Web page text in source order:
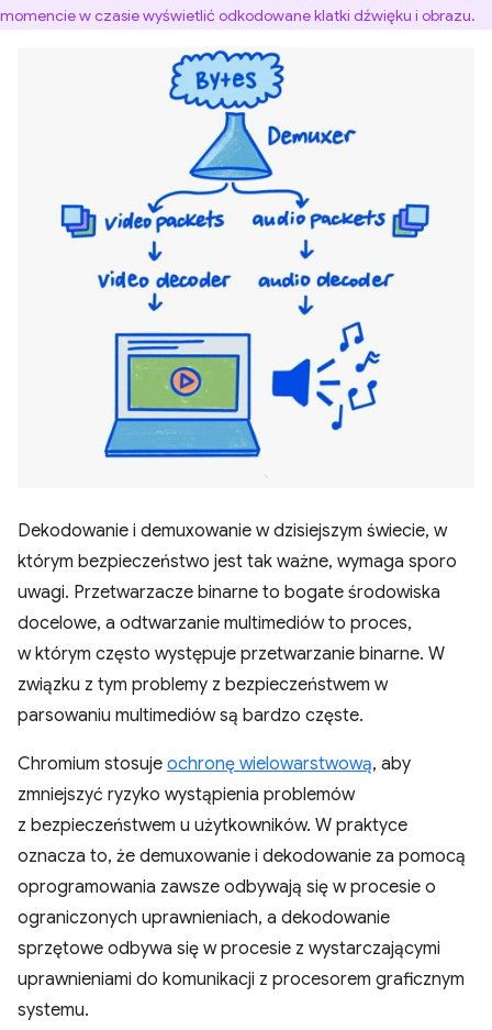
momencie w czasie wyświetlić odkodowane klatki dźwięku i obrazu.
Dekodowanie i demuxowanie w dzisiejszym świecie, w
którym bezpieczeństwo jest tak ważne, wymaga sporo
uwagi. Przetwarzacze binarne to bogate środowiska
docelowe, a odtwarzanie multimediów to proces,
w którym często występuje przetwarzanie binarne. W
związku z tym problemy z bezpieczeństwem w
parsowaniu multimediów są bardzo częste.
Chromium stosuje ochronę wielowarstwową, aby
zmniejszyć ryzyko wystąpienia problemów
z bezpieczeństwem u użytkowników. W praktyce
oznacza to, że demuxowanie i dekodowanie za pomocą
oprogramowania zawsze odbywają się w procesie o
ograniczonych uprawnieniach, a dekodowanie
sprzętowe odbywa się w procesie z wystarczającymi
uprawnieniami do komunikacji z procesorem graficznym
systemu.